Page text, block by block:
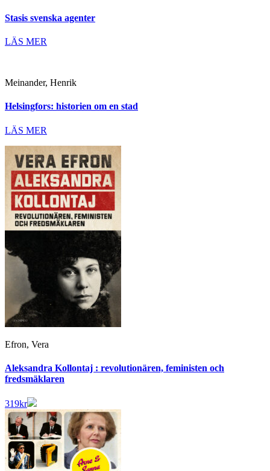
Stasis svenska agenter
LÄS MER
Meinander, Henrik
Helsingfors: historien om en stad
LÄS MER
Efron, Vera
Aleksandra Kollontaj : revolutionären, feministen och
fredsmäklaren
319kr